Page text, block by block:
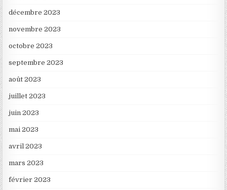
décembre 2023
novembre 2023
octobre 2023
septembre 2023
août 2023
juillet 2023
juin 2023
mai 2023
avril 2023
mars 2023
février 2023